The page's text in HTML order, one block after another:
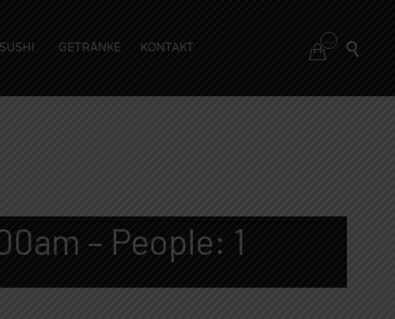
Skip
to
SUSHI GETRÄNKE KONTAKT 
...

– People: 1